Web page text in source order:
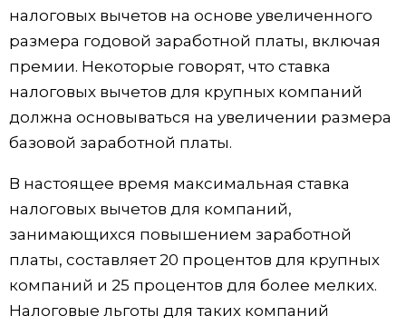
налоговых вычетов на основе увеличенного
размера годовой заработной платы, включая
премии. Некоторые говорят, что ставка
налоговых вычетов для крупных компаний
должна основываться на увеличении размера
базовой заработной платы.
В настоящее время максимальная ставка
налоговых вычетов для компаний,
занимающихся повышением заработной
платы, составляет 20 процентов для крупных
компаний и 25 процентов для более мелких.
Налоговые льготы для таких компаний